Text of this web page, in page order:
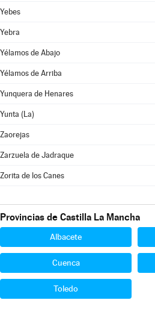
Yebes
Yebra
Yélamos de Abajo
Yélamos de Arriba
Yunquera de Henares
Yunta (La)
Zaorejas
Zarzuela de Jadraque
Zorita de los Canes
Provincias de Castilla La Mancha
Albacete
Cuenca
Toledo